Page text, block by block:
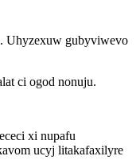
Uhyzexuw gubyviwevo
ci ogod nonuju.
xi nupafu
ucyj litakafaxilyre